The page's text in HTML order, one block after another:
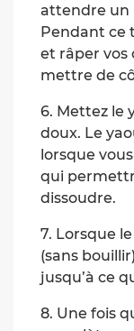
attendre un
Pendant ce
et râper vos
mettre de
6. Mettez le
doux. Le
lorsque
qui
dissoudre.
7. Lorsque
(sans
jusqu’à ce
8. Une fois